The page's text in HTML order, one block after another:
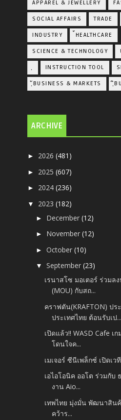
APPAREL & JEWELLERY
SOCIAL AFFAIRS TRADE
INDUSTRY ้HEALTHCARE
SCIENCE & TECHNOLOGY
INSTRUCTION TOOL
ฺัBUSINESS & MARKETS
ARCHIVE
► 2026(481)
► 2025(607)
► 2024(236)
▼ 2023(182)
► December(12)
► November(12)
►October(10)
▼September(23)
เรนาสโซ มอเตอร์ ร่วมล
(MOU) กับสถ...
คราฟตัน(KRAFTON) ปร
ประเทศไทย ต้อนรับเป...
เปิดแล้ว!! WASD Cafe เ
โดนใจค...
เมเจอร์ ซีนีเพล็กซ์ เปิดเ
เอไอโอนิค ออโต ร่วมกั
งาน Aio...
เทพไทย มุ่งมั่น พัฒนาสิน
คว้าร...